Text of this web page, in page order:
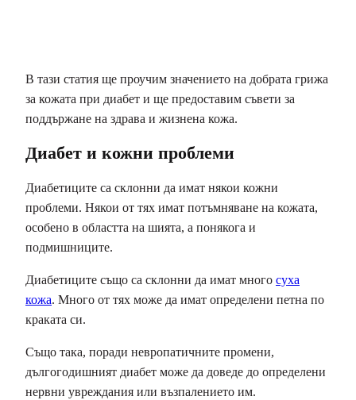
В тази статия ще проучим значението на добрата грижа
за кожата при диабет и ще предоставим съвети за
поддържане на здрава и жизнена кожа.
Диабет и кожни проблеми
Диабетиците са склонни да имат някои кожни
проблеми. Някои от тях имат потъмняване на кожата,
особено в областта на шията, а понякога и
подмишниците.
Диабетиците също са склонни да имат много суха
кожа. Много от тях може да имат определени петна по
краката си.
Също така, поради невропатичните промени,
дългогодишният диабет може да доведе до определени
нервни увреждания или възпалението им.